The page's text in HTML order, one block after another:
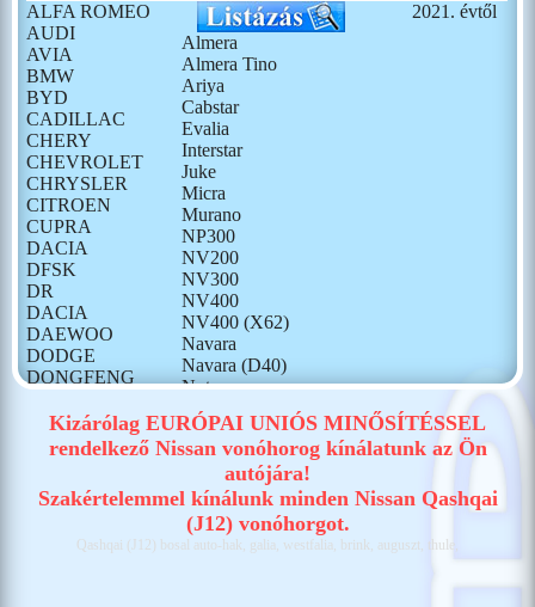
ALFA ROMEO
AUDI
AVIA
BMW
BYD
CADILLAC
CHERY
CHEVROLET
CHRYSLER
CITROEN
CUPRA
DACIA
DFSK
DR
DACIA
DAEWOO
DODGE
DONGFENG
FORD
GONOW
HUMMER
ISUZU
Almera
Almera Tino
Ariya
Cabstar
Evalia
Interstar
Juke
Micra
Murano
NP300
NV200
NV300
NV400
NV400 (X62)
Navara
Navara (D40)
Note
Pathfinder
Patrol
Pixo
Primastar
Primera
Pulsar
Qashqai (J10)
2021. évtől
Kizárólag EURÓPAI UNIÓS MINŐSÍTÉSSEL
rendelkező Nissan vonóhorog kínálatunk az Ön
autójára!
Szakértelemmel kínálunk minden Nissan Qashqai
(J12) vonóhorgot.
Qashqai (J12) bosal auto-hak, galia, westfalia, brink, auguszt, thule,